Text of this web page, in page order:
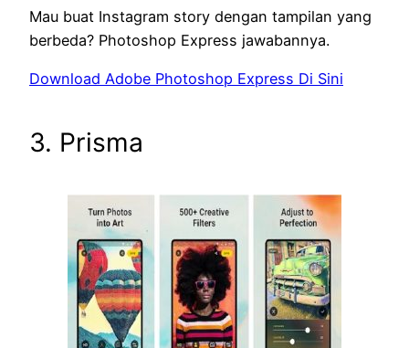
Mau buat Instagram story dengan tampilan yang
berbeda? Photoshop Express jawabannya.
Download Adobe Photoshop Express Di Sini
3. Prisma